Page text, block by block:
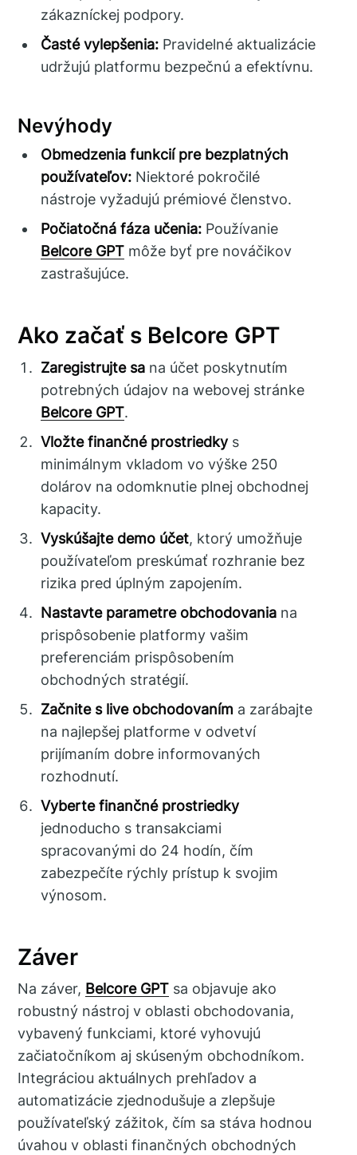
zákazníckej podpory.
Časté vylepšenia: Pravidelné aktualizácie
udržujú platformu bezpečnú a efektívnu.
Nevýhody
Obmedzenia funkcií pre bezplatných
používateľov: Niektoré pokročilé
nástroje vyžadujú prémiové členstvo.
Počiatočná fáza učenia: Používanie
Belcore GPT môže byť pre nováčikov
zastrašujúce.
Ako začať s Belcore GPT
Zaregistrujte sa na účet poskytnutím
potrebných údajov na webovej stránke
Belcore GPT.
Vložte finančné prostriedkys
minimálnym vkladom vo výške 250
dolárov na odomknutie plnej obchodnej
kapacity.
Vyskúšajte demo účet, ktorý umožňuje
používateľom preskúmať rozhranie bez
rizika pred úplným zapojením.
Nastavte parametre obchodovania na
prispôsobenie platformy vašim
preferenciám prispôsobením
obchodných stratégií.
Začnite s live obchodovaním a zarábajte
na najlepšej platforme v odvetví
prijímaním dobre informovaných
rozhodnutí.
Vyberte finančné prostriedky
jednoducho s transakciami
spracovanými do 24 hodín, čím
zabezpečíte rýchly prístup k svojim
výnosom.
Záver
Na záver, Belcore GPT sa objavuje ako
robustný nástroj v oblasti obchodovania,
vybavený funkciami, ktoré vyhovujú
začiatočníkom aj skúseným obchodníkom.
Integráciou aktuálnych prehľadov a
automatizácie zjednodušuje a zlepšuje
používateľský zážitok, čím sa stáva hodnou
úvahou v oblasti finančných obchodných